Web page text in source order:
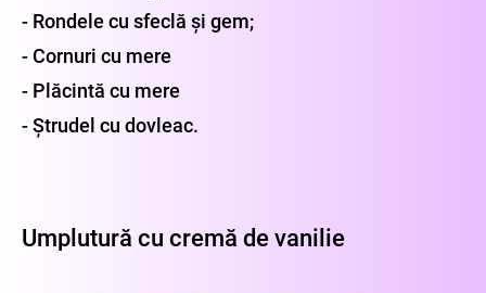
- Rondele cu sfeclă și gem;
- Cornuri cu mere
- Plăcintă cu mere
- Ștrudel cu dovleac.
Umplutură cu cremă de vanilie